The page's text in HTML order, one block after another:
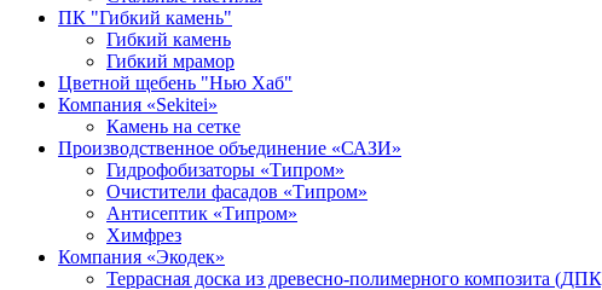
ПК "Гибкий камень"
Гибкий камень
Гибкий мрамор
Цветной щебень "Нью Хаб"
Компания «Sekitei»
Камень на сетке
Производственное объединение «САЗИ»
Гидрофобизаторы «Типром»
Очистители фасадов «Типром»
Антисептик «Типром»
Химфрез
Компания «Экодек»
Террасная доска из древесно-полимерного композита